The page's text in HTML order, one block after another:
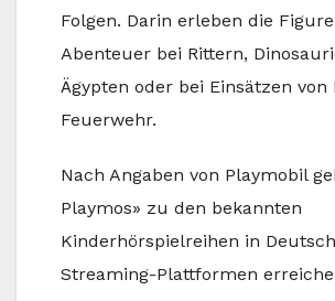
Folgen. Darin erleben die
Abenteuer bei Rittern,
Ägypten oder bei Einsätzen von
Feuerwehr.
Nach Angaben von Playmobil
Playmos» zu den bekannten
Kinderhörspielreihen in
Streaming-Plattformen